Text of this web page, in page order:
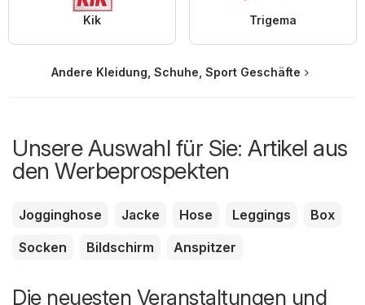
Kik Trigema
Andere Kleidung, Schuhe, Sport Geschäfte
Unsere Auswahl für Sie: Artikel aus
den Werbeprospekten
Jogginghose Jacke Hose Leggings
Box
Socken
Bildschirm Anspitzer
Die neuesten Veranstaltungen und